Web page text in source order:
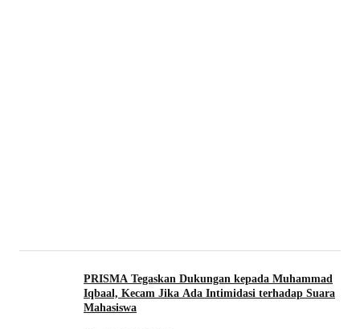
PRISMA Tegaskan Dukungan kepada Muhammad
Iqbaal, Kecam Jika Ada Intimidasi terhadap Suara
Mahasiswa